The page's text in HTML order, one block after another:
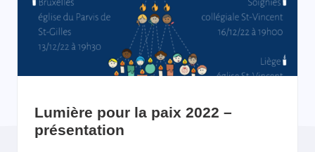
Lumière pour la paix 2022 –
présentation